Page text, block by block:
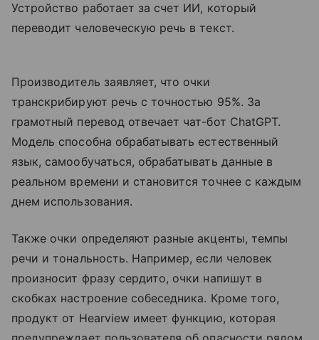
Устройство работает за счет ИИ, который
переводит человеческую речь в текст.
Производитель заявляет, что очки
транскрибируют речь с точностью 95%. За
грамотный перевод отвечает чат-бот ChatGPT.
Модель способна обрабатывать естественный
язык, самообучаться, обрабатывать данные в
реальном времени и становится точнее с каждым
днем использования.
Также очки определяют разные акценты, темпы
речи и тональность. Например, если человек
произносит фразу сердито, очки напишут в
скобках настроение собеседника. Кроме того,
продукт от Hearview имеет функцию, которая